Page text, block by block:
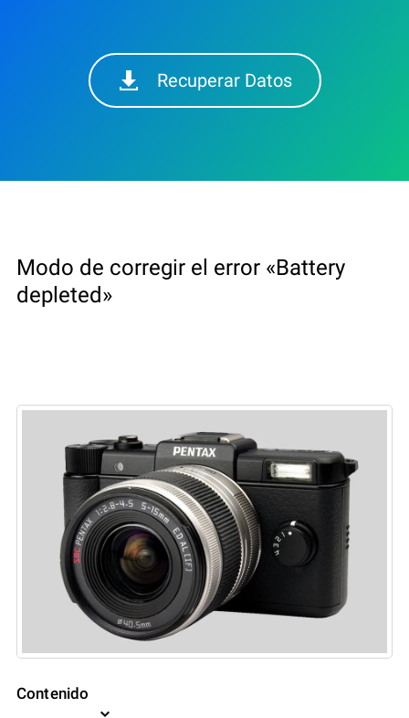
Recuperar Datos
Modo de corregir el error «Battery
depleted»
Contenido